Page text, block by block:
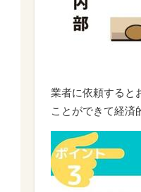
業者に依頼すると
ことができて経済